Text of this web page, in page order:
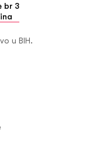
br 3
u BIH.